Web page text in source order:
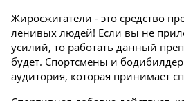
Жиросжигатели - это средство
ленивых людей! Если вы не
усилий, то работать данный
будет. Спортсмены и
аудитория, которая принимает